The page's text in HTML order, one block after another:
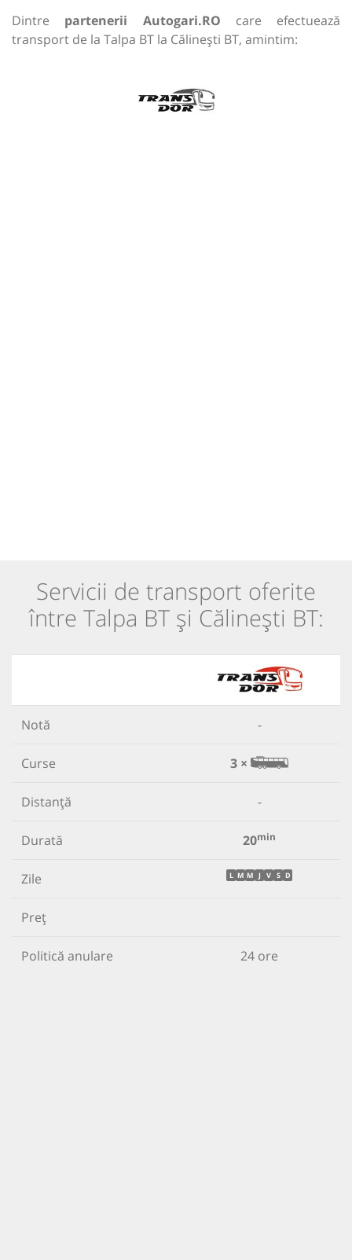
Dintre partenerii Autogari.RO care efectuează
transport de la Talpa BT la Călinești BT, amintim:
Servicii de transport oferite
între Talpa BT și Călinești BT:
Notă -
Curse 3 ×
Distanță -
Durată 20min
Zile L M M J V S D
Preț
Politică anulare 24 ore